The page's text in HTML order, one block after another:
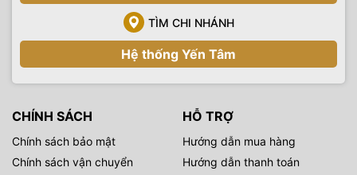
TÌM CHI NHÁNH
Hệ thống Yến Tâm
CHÍNH SÁCH
Chính sách bảo mật
Chính sách vận chuyển
HỖ TRỢ
Hướng dẫn mua hàng
Hướng dẫn thanh toán